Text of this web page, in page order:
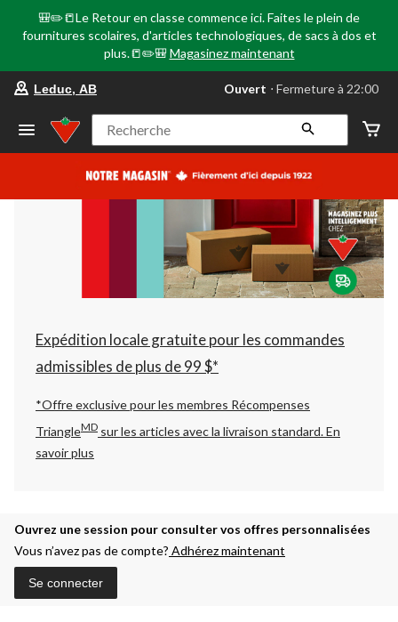
🎒✏️📒Le Retour en classe commence ici. Faites le plein de
fournitures scolaires, d'articles technologiques, de sacs à dos et
plus.📒✏️🎒 Magasinez maintenant
votre
préféré
Leduc,
AB,
courament
Fermeture
à
22:00
cliquer
pour
changer
Leduc, AB Ouvert ⋅ Fermeture à 22:00
Recherche
Expédition locale gratuite pour les commandes
admissibles de plus de 99 $*
*Offre exclusive pour les membres Récompenses
TriangleMD sur les articles avec la livraison standard.En
savoir plus
Ouvrez une session pour consulter vos offres personnalisées
Vous n’avez pas de compte? Adhérez maintenant
Se connecter